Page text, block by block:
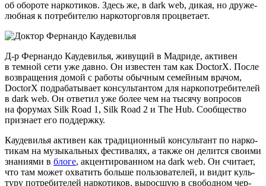
об обо­ро­те нар­ко­ти­ков. Здесь же, в dark web, дикая, но дру­же­
люб­ная к потре­би­те­лю нар­ко­тор­гов­ля процветает.
Д‑р Фер­нан­до Кауде­ви­лья, живу­щий в Мад­ри­де, акти­вен
в тем­ной сети уже дав­но. Он изве­стен там как DoctorX. После
воз­вра­ще­ния домой с рабо­ты обыч­ным семей­ным вра­чом,
DoctorX под­ра­ба­ты­ва­ет кон­суль­тан­том для нар­ко­по­тре­би­те­лей
в dark web. Он отве­тил уже более чем на тыся­чу вопро­сов
на фору­мах Silk Road 1, Silk Road 2 и The Hub. Сооб­ще­ство
при­зна­ет его поддержку.
Кауде­ви­лья акти­вен как тра­ди­ци­он­ный кон­суль­тант по нар­ко­
ти­кам на музы­каль­ных фести­ва­лях, а так­же он делит­ся сво­и­ми
зна­ни­я­ми в бло­ге, акцен­ти­ро­ван­ном на dark web. Он счи­та­ет,
что там может охва­тить боль­ше поль­зо­ва­те­лей, и видит куль­
ту­ру потре­би­те­лей нар­ко­ти­ков, вырос­шую в сво­бод­ном чер­